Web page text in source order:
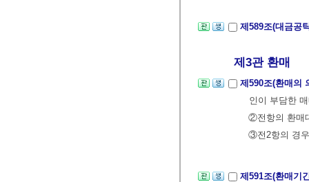
제589조(대금공
제3관 환매
제590조(환매의
인이 부담한
②전항의 환매
③전2항의 경
제591조(환매기